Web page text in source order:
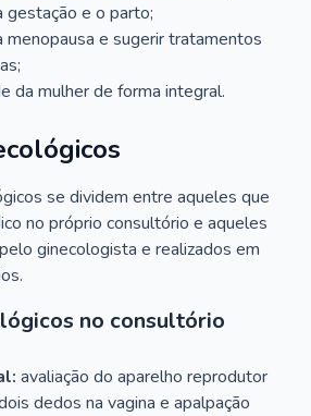
gestação e o parto;
menopausa e sugerir tratamentos
da mulher de forma integral.
se dividem entre aqueles que
no próprio consultório e aqueles
ginecologista e realizados em
no consultório
avaliação do aparelho reprodutor
dedos na vagina e apalpação